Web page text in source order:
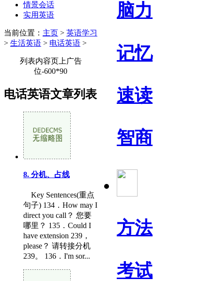
脑力
记忆
速读
智商
方法
考试
情景会话
实用英语
当前位置： 主页 > 英语学习
> 生活英语 > 电话英语 >
列表内容页上广告
位-600*90
电话英语文章列表
8. 分机、占线
Key Sentences(重点
句子) 134．How may I
direct you call？ 您要
哪里？ 135．Could I
have extension 239，
please？ 请转接分机
239。 136．I'm sor...